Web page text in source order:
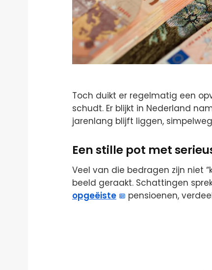
Toch duikt er regelmatig een
schudt. Er blijkt in Nederland
jarenlang blijft liggen,
Een stille pot met
Veel van die bedragen zijn niet
beeld geraakt. Schattingen
opgeëiste
pensioenen,